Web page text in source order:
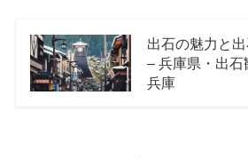
出石の魅力と
– 兵庫県・出石
兵庫